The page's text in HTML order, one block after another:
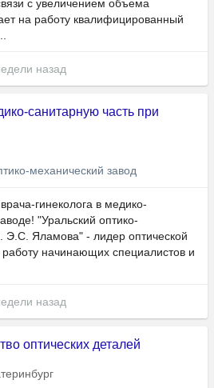
с увеличением объема
на работу квалифицированный
назад
санитарную часть при
механический завод
гинеколога в медико-
"Уральский оптико-
Э.С. Яламова" - лидер оптической
начинающих специалистов и
назад
оптических деталей